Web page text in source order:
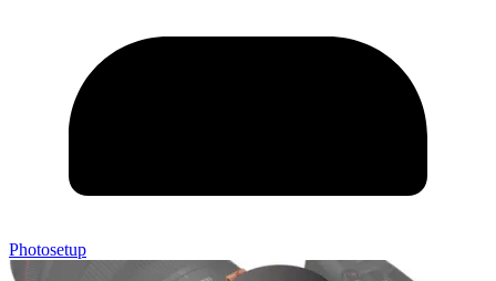
Photosetup